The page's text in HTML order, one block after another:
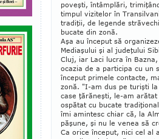
poveşti, întâmplări,
timpul vizite­lor în
tra­diţii, de legende
bucate din zonă.
Aşa au început să
Mediaşului şi al judeţului
Cluj, iar Laci lucra în
ocazia de a par­ticipa cu un
început primele con­tac­te,
zonă. "I-am dus pe turişti
case ţără­neşti, le-am
ospătat cu bucate
îmi amintesc chiar că, la
păşune, şi nu le venea să
Ca orice început, nici cel al